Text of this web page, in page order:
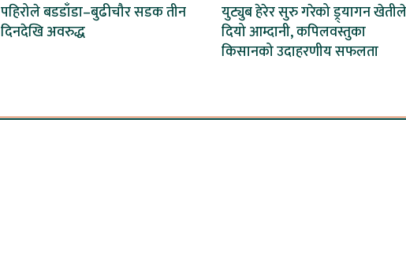
पहिरोले बडडाँडा–बुढीचौर सडक तीन
दिनदेखि अवरुद्ध
युट्युब हेरेर सुरु गरेको ड्र्यागन खेतीले
दियो आम्दानी, कपिलवस्तुका
किसानको उदाहरणीय सफलता